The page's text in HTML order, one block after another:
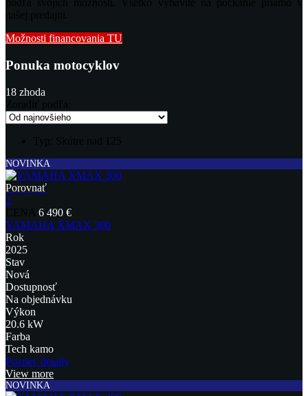
Možnosti financovania TU
Ponuka motocyklov
18 zhoda
NOVINKA
Porovnať
2
6 490 €
YAMAHA XMAX 300
Rok
2025
Stav
Nová
Dostupnosť
Na objednávku
Výkon
20.6 kW
Farba
Tech kamo
Pozrieť detaily
View more
NOVINKA